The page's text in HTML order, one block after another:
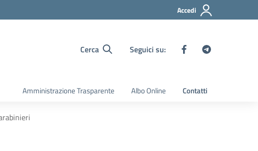
Accedi
Cerca Seguici su:
Amministrazione Trasparente Albo Online Contatti